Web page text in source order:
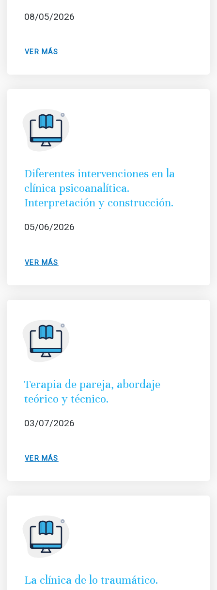
08/05/2026
VER MÁS
Diferentes intervenciones en la
clínica psicoanalítica.
Interpretación y construcción.
05/06/2026
VER MÁS
Terapia de pareja, abordaje
teórico y técnico.
03/07/2026
VER MÁS
La clínica de lo traumático.